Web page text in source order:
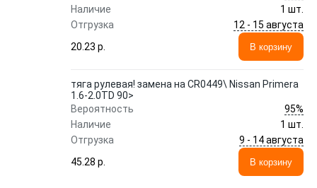
Наличие
1 шт.
Отгрузка
12 - 15 августа
20.23 p.
В корзину
тяга рулевая! замена на CR0449\ Nissan Primera
1.6-2.0TD 90>
Вероятность
95%
Наличие
1 шт.
Отгрузка
9 - 14 августа
45.28 p.
В корзину